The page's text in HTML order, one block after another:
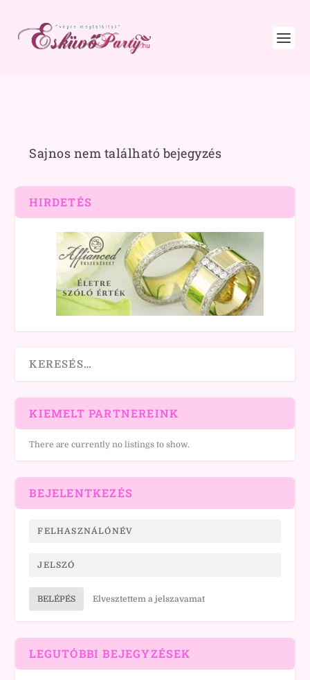
Sajnos nem található bejegyzés
HIRDETÉS
KIEMELT PARTNEREINK
There are currently no listings to show.
BEJELENTKEZÉS
BELÉPÉS Elvesztettem a jelszavamat
LEGUTÓBBI BEJEGYZÉSEK